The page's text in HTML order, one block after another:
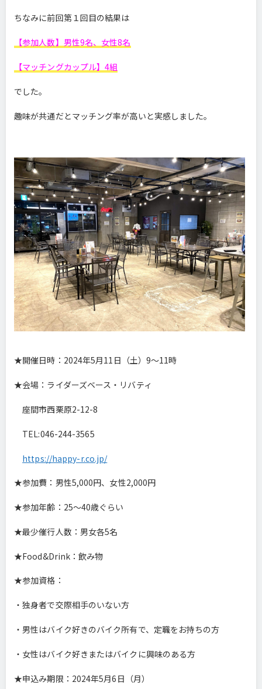
ちなみに前回第１回目の結果は
【参加人数】男性9名、女性8名
【マッチングカップル】4組
でした。
趣味が共通だとマッチング率が高いと実感しました。
★開催日時：2024年5月11日（土）9～11時
★会場：ライダーズベース・リバティ
座間市西栗原2-12-8
TEL:046-244-3565
https://happy-r.co.jp/
★参加費：男性5,000円、女性2,000円
★参加年齢：25～40歳ぐらい
★最少催行人数：男女各5名
★Food&Drink：飲み物
★参加資格：
・独身者で交際相手のいない方
・男性はバイク好きのバイク所有で、定職をお持ちの方
・女性はバイク好きまたはバイクに興味のある方
★申込み期限：2024年5月6日（月）